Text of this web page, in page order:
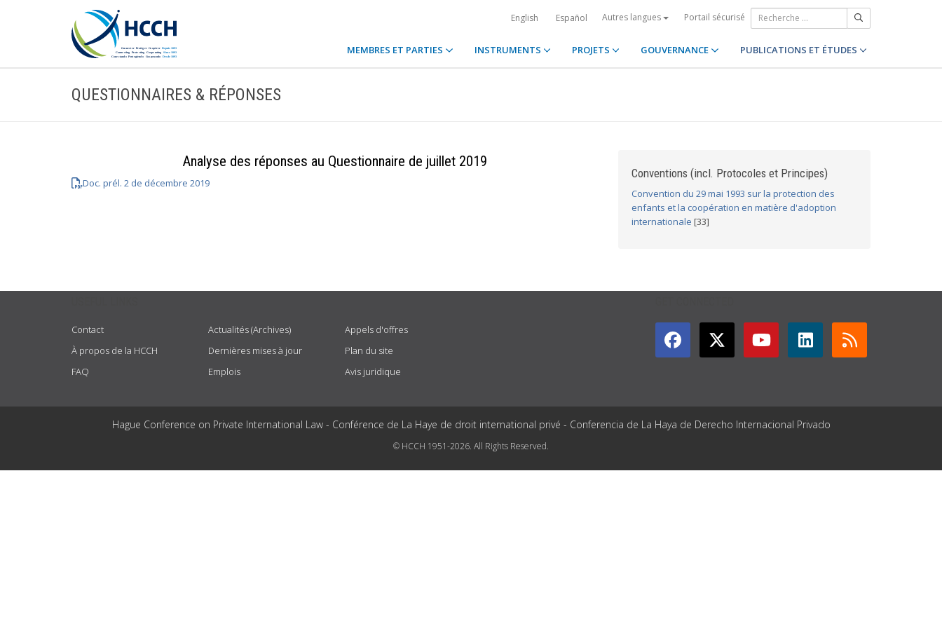
English Español Autres langues Portail sécurisé
MEMBRES ET PARTIES INSTRUMENTS PROJETS GOUVERNANCE PUBLICATIONS ET ÉTUDES
QUESTIONNAIRES & RÉPONSES
Analyse des réponses au Questionnaire de juillet 2019
Doc. prél. 2 de décembre 2019
Conventions (incl. Protocoles et Principes)
Convention du 29 mai 1993 sur la protection des
enfants et la coopération en matière d'adoption
internationale [33]
Contact
À propos de la HCCH
FAQ
Actualités (Archives)
Dernières mises à jour
Emplois
Appels d'offres
Plan du site
Avis juridique
Hague Conference on Private International Law - Conférence de La Haye de droit international privé - Conferencia de La Haya de Derecho Internacional Privado
© HCCH 1951-2026. All Rights Reserved.